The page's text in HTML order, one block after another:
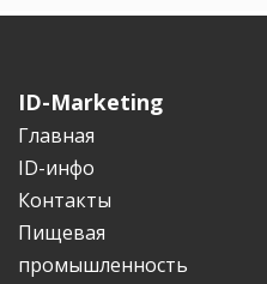
ID-Marketing
Главная
ID-инфо
Контакты
Пищевая
промышленность